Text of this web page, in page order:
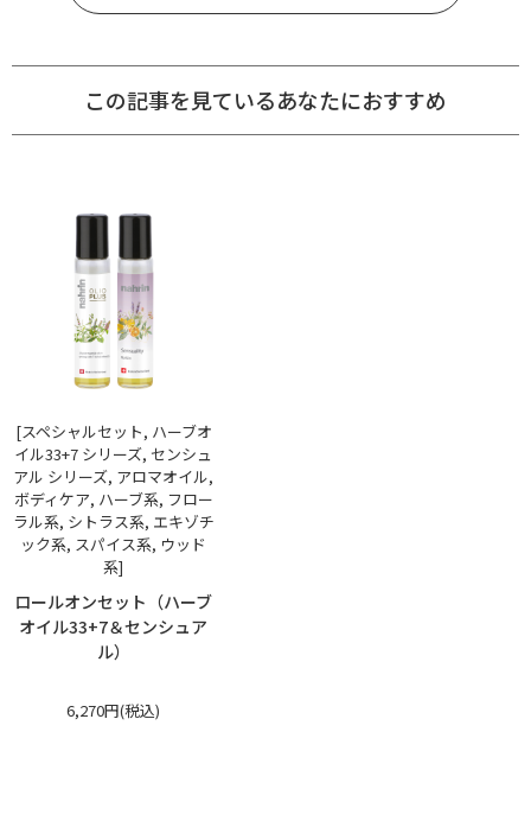
この記事を見ているあなたにおすすめ
[スペシャルセット, ハーブオ
イル33+7 シリーズ, センシュ
アル シリーズ, アロマオイル,
ボディケア, ハーブ系, フロー
ラル系, シトラス系, エキゾチ
ック系, スパイス系, ウッド
系]
ロールオンセット（ハーブ
オイル33+7＆センシュア
ル）
6,270円(税込)